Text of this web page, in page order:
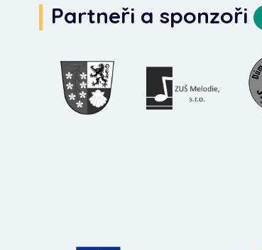
Partneři a sponzoři